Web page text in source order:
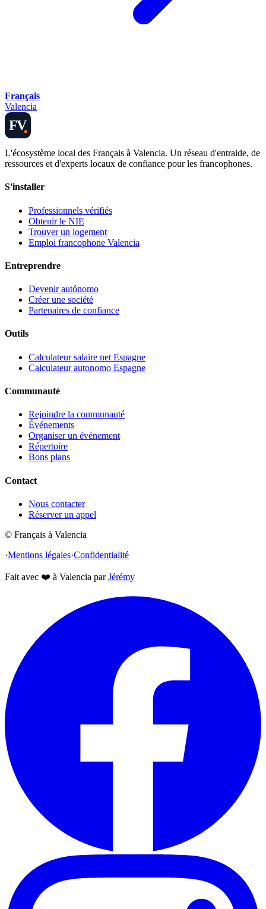
Français
Valencia
FV
L'écosystème local des Français à Valencia. Un réseau d'entraide, de
ressources et d'experts locaux de confiance pour les francophones.
S'installer
Professionnels vérifiés
Obtenir le NIE
Trouver un logement
Emploi francophone Valencia
Entreprendre
Devenir autónomo
Créer une société
Partenaires de confiance
Outils
Calculateur salaire net Espagne
Calculateur autonomo Espagne
Communauté
Rejoindre la communauté
Événements
Organiser un événement
Répertoire
Bons plans
Contact
Nous contacter
Réserver un appel
© Français à Valencia
·Mentions légales·Confidentialité
Fait avec ❤️ à Valencia par Jérémy